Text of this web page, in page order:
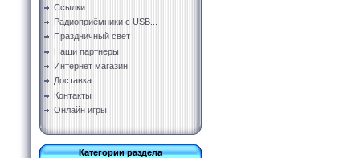
Ссылки
Радиоприёмники с USB...
Праздничный свет
Наши партнеры
Интернет магазин
Доставка
Контакты
Онлайн игры
Категории раздела